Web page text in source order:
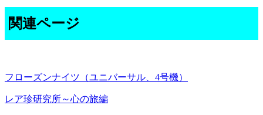
関連ページ
フローズンナイツ（ユニバーサル、4号機）
レア珍研究所～心の旅編